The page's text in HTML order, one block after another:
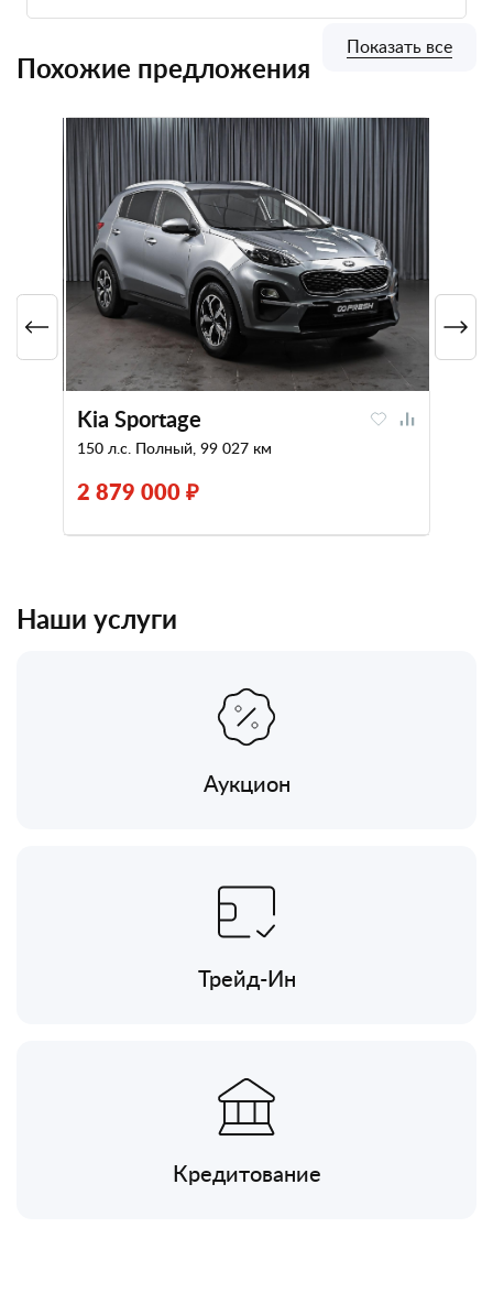
Похожие предложения
Kia Sportage
150 л.с. Полный, 99 027 км
2 879 000 ₽
Показать все
Наши услуги
Аукцион
Трейд-Ин
Кредитование